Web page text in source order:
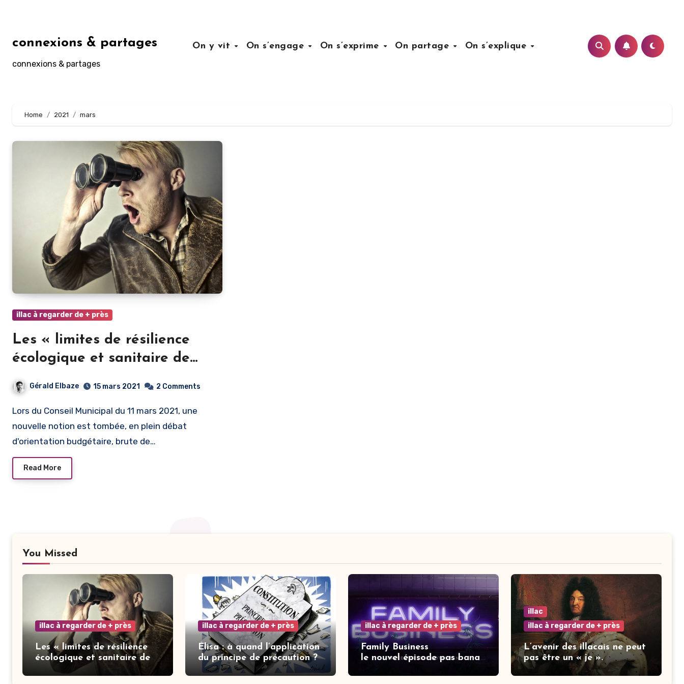
principal
connexions & partages
connexions & partages
On y vit On s’engage On s’exprime On partage On s’explique
Home 2021 mars
illac à regarder de + près
Les « limites de résilience
écologique et sanitaire de
notre ville » : les mots ne font
pas la vertu
Gérald Elbaze 15 mars 2021 2 Comments
Lors du Conseil Municipal du 11 mars 2021, une
nouvelle notion est tombée, en plein débat
d'orientation budgétaire, brute de…
Read More
You Missed
illac à regarder de + près
Les « limites de résilience
écologique et sanitaire de
notre ville » : les mots ne
font pas la vertu
illac à regarder de + près
Élisa : à quand l’application
du principe de précaution ?
illac à regarder de + près
Family Business
le nouvel épisode pas banal
illac
illac à regarder de + près
L’avenir des illacais ne peut
pas être un « je ».